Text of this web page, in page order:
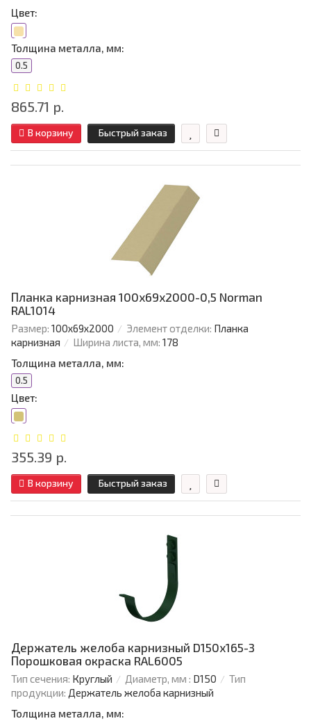
Цвет:
Толщина металла, мм:
0.5
865.71 р.
В корзину Быстрый заказ
Планка карнизная 100х69х2000-0,5 Norman
RAL1014
Размер: 100х69х2000 Элемент отделки: Планка
карнизная
Ширина листа, мм: 178
Толщина металла, мм:
0.5
Цвет:
355.39 р.
В корзину Быстрый заказ
Держатель желоба карнизный D150х165-3
Порошковая окраска RAL6005
Тип сечения: Круглый Диаметр, мм : D150
Тип
продукции: Держатель желоба карнизный
Толщина металла, мм: